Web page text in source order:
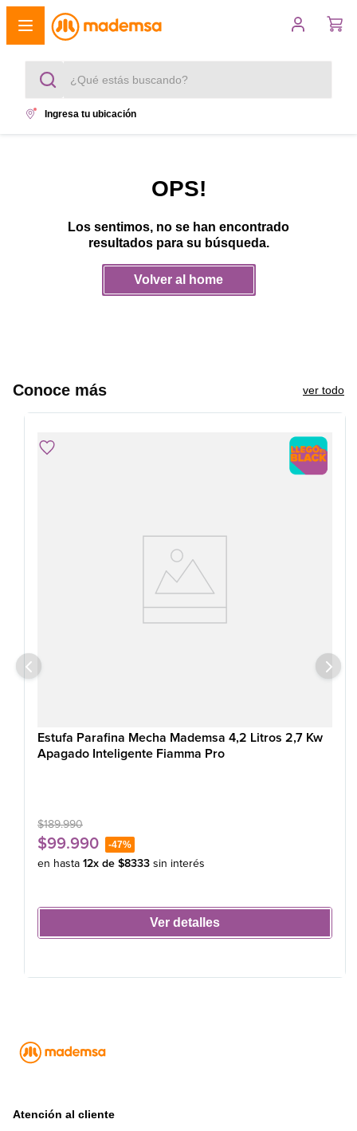
¿Qué estás buscando?
refrigerador
Ingresa tu ubicación
OPS!
Los sentimos, no se han encontrado
resultados para su búsqueda.
Volver al home
Conoce más ver todo
Estufa Parafina Mecha Mademsa 4,2 Litros 2,7 Kw
Apagado Inteligente Fiamma Pro
$189.990
$99.990 -47%
en hasta 12x de $8333 sin interés
Ver detalles
Atención al cliente